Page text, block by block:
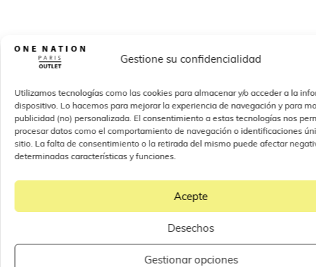
Gestione su confidencialidad
Utilizamos tecnologías como las cookies para almacenar y/o acceder a la
dispositivo. Lo hacemos para mejorar la experiencia de navegación y para
publicidad (no) personalizada. El consentimiento a estas tecnologías nos
procesar datos como el comportamiento de navegación o identificaciones
sitio. La falta de consentimiento o la retirada del mismo puede afectar
determinadas características y funciones.
Acepte
Desechos
Gestionar opciones